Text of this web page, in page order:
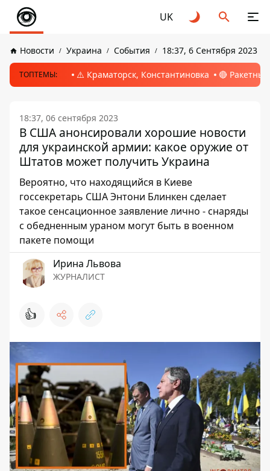
UK
Новости Украина События 18:37, 6 Сентября 2023
ТОПТЕМЫ: ⚠️ Краматорск, Константиновка 🔴
18:37, 06 сентября 2023
В США анонсировали хорошие новости
для украинской армии: какое оружие от
Штатов может получить Украина
Вероятно, что находящийся в Киеве
госсекретарь США Энтони Блинкен сделает
такое сенсационное заявление лично - снаряды
с обедненным ураном могут быть в военном
пакете помощи
Ирина Львова
ЖУРНАЛИСТ
👍